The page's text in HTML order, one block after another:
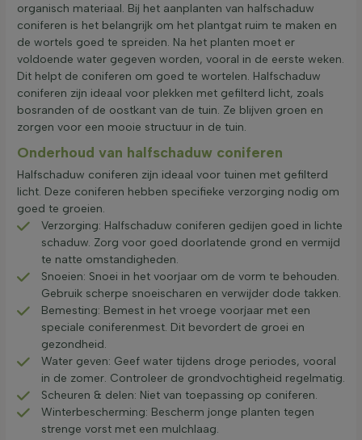
organisch materiaal. Bij het aanplanten van halfschaduw
coniferen is het belangrijk om het plantgat ruim te maken en
de wortels goed te spreiden. Na het planten moet er
voldoende water gegeven worden, vooral in de eerste weken.
Dit helpt de coniferen om goed te wortelen. Halfschaduw
coniferen zijn ideaal voor plekken met gefilterd licht, zoals
bosranden of de oostkant van de tuin. Ze blijven groen en
zorgen voor een mooie structuur in de tuin.
Onderhoud van halfschaduw coniferen
Halfschaduw coniferen zijn ideaal voor tuinen met gefilterd
licht. Deze coniferen hebben specifieke verzorging nodig om
goed te groeien.
Verzorging: Halfschaduw coniferen gedijen goed in lichte
schaduw. Zorg voor goed doorlatende grond en vermijd
te natte omstandigheden.
Snoeien: Snoei in het voorjaar om de vorm te behouden.
Gebruik scherpe snoeischaren en verwijder dode takken.
Bemesting: Bemest in het vroege voorjaar met een
speciale coniferenmest. Dit bevordert de groei en
gezondheid.
Water geven: Geef water tijdens droge periodes, vooral
in de zomer. Controleer de grondvochtigheid regelmatig.
Scheuren & delen: Niet van toepassing op coniferen.
Winterbescherming: Bescherm jonge planten tegen
strenge vorst met een mulchlaag.